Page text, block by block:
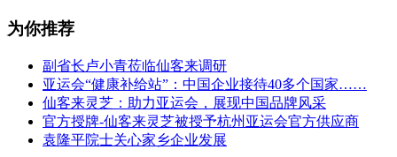
为你推荐
副省长卢小青莅临仙客来调研
亚运会“健康补给站”：中国企业接待40多个国家……
仙客来灵芝：助力亚运会，展现中国品牌风采
官方授牌-仙客来灵芝被授予杭州亚运会官方供应商
袁隆平院士关心家乡企业发展